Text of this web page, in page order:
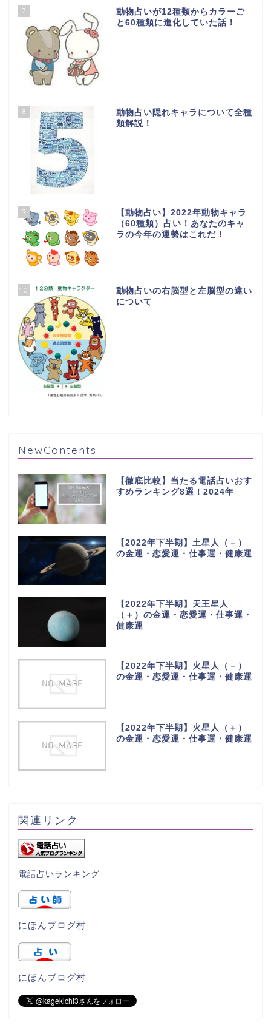
7
動物占いが12種類からカラーご
と60種類に進化していた話！
8
動物占い隠れキャラについて全種
類解説！
9
【動物占い】2022年動物キャラ
（60種類）占い！あなたのキャ
ラの今年の運勢はこれだ！
10
動物占いの右脳型と左脳型の違い
について
NewContents
【徹底比較】当たる電話占いおす
すめランキング8選！2024年
【2022年下半期】土星人（－）
の金運・恋愛運・仕事運・健康運
【2022年下半期】天王星人
（＋）の金運・恋愛運・仕事運・
健康運
【2022年下半期】火星人（－）
の金運・恋愛運・仕事運・健康運
【2022年下半期】火星人（＋）
の金運・恋愛運・仕事運・健康運
関連リンク
電話占いランキング
にほんブログ村
にほんブログ村